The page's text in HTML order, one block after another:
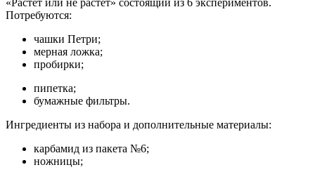
Потребуются:
чашки Петри;
мерная ложка;
пробирки;
пипетка;
бумажные фильтры.
Ингредиенты из набора и дополнительные материалы:
карбамид из пакета №6;
ножницы;